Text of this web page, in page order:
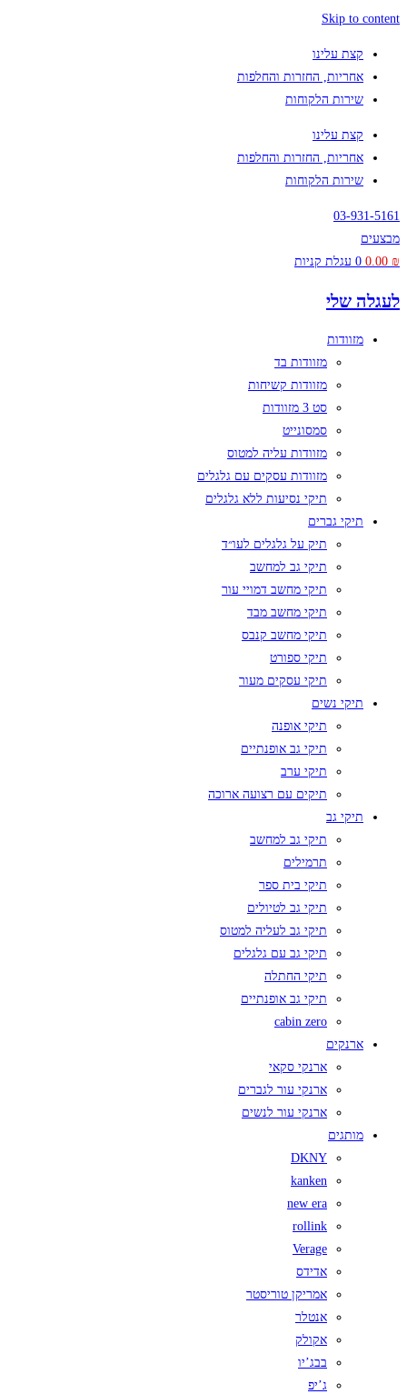
Skip to content
קצת עלינו
אחריות, החזרות והחלפות
שירות הלקוחות
קצת עלינו
אחריות, החזרות והחלפות
שירות הלקוחות
03-931-5161
מבצעים
0.00 ₪
0 עגלת קניות
לעגלה שלי
מזוודות
מזוודות בד
מזוודות קשיחות
סט 3 מזוודות
סמסונייט
מזוודות עליה למטוס
מזוודות עסקים עם גלגלים
תיקי נסיעות ללא גלגלים
תיקי גברים
תיק על גלגלים לעו״ד
תיקי גב למחשב
תיקי מחשב דמויי עור
תיקי מחשב מבד
תיקי מחשב קנבס
תיקי ספורט
תיקי עסקים מעור
תיקי נשים
תיקי אופנה
תיקי גב אופנתיים
תיקי ערב
תיקים עם רצועה ארוכה
תיקי גב
תיקי גב למחשב
תרמילים
תיקי בית ספר
תיקי גב לטיולים
תיקי גב לעליה למטוס
תיקי גב עם גלגלים
תיקי החתלה
תיקי גב אופנתיים
cabin zero
ארנקים
ארנקי סקאי
ארנקי עור לגברים
ארנקי עור לנשים
מותגים
DKNY
kanken
new era
rollink
Verage
אדידס
אמריקן טוריסטר
אנטלר
אקולק
בבג’יו
ג’יפ